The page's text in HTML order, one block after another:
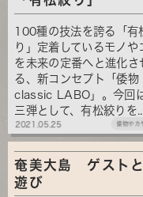
100種の技法を誇る「有
り」定着しているモノや
を未来の定番へと進化さ
る、新コンセプト「倭物
classic LABO」。今回
三弾として、有松絞りを
2021.05.25 倭物やカ
奄美大島 ゲスト
遊び